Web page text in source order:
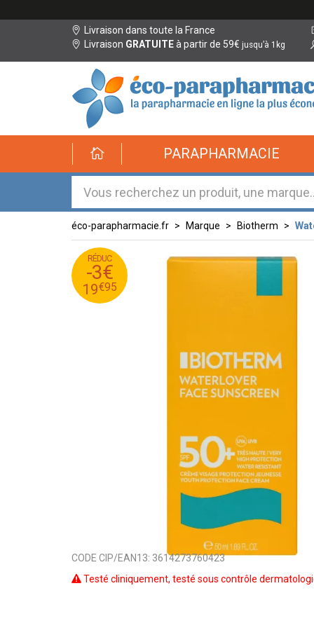
Livraison dans toute la France
Livraison GRATUITEà partir de 59€ jusqu’à 1kg
éco-
parapharmacie.fr
éco-
parapharmacie.fr
PARAPHARMACIE
éco-parapharmacie.fr Marque Biotherm
RÉDUC
-3€
19€95
22
€
95
19
€
95
CODE CIP/EAN13: 3614273760423
Testé cliniquement, testé sous contrôle